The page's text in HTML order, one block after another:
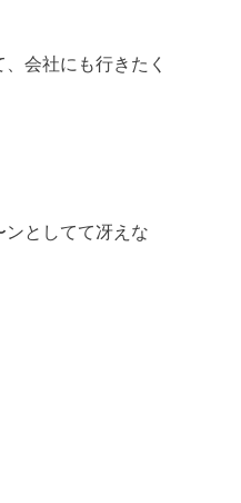
会社にも行きたく
としてて冴えな